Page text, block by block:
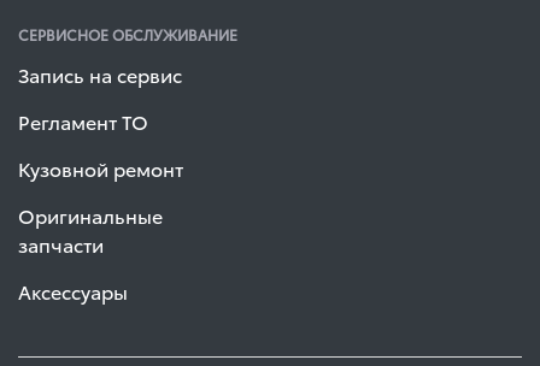
СЕРВИСНОЕ ОБСЛУЖИВАНИЕ
Запись на сервис
Регламент ТО
Кузовной ремонт
Оригинальные
запчасти
Аксессуары